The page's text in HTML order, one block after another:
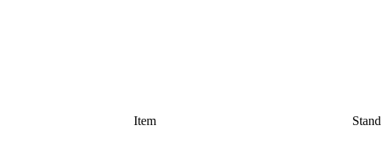
Item